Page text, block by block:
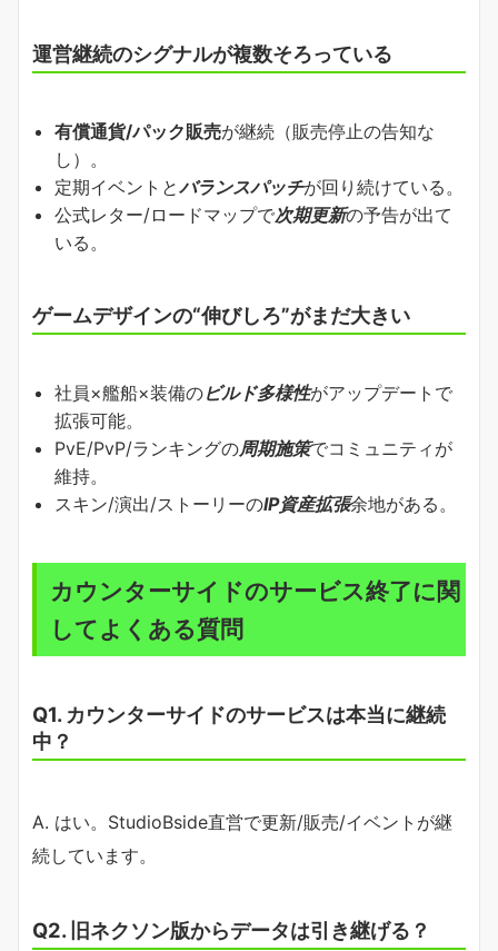
運営継続のシグナルが複数そろっている
有償通貨/パック販売が継続（販売停止の告知な
し）。
定期イベントとバランスパッチが回り続けている。
公式レター/ロードマップで次期更新の予告が出て
いる。
ゲームデザインの“伸びしろ”がまだ大きい
社員×艦船×装備のビルド多様性がアップデートで
拡張可能。
PvE/PvP/ランキングの周期施策でコミュニティが
維持。
スキン/演出/ストーリーのIP資産拡張余地がある。
カウンターサイドのサービス終了に関
してよくある質問
Q1. カウンターサイドのサービスは本当に継続
中？
A. はい。StudioBside直営で更新/販売/イベントが継
続しています。
Q2. 旧ネクソン版からデータは引き継げる？